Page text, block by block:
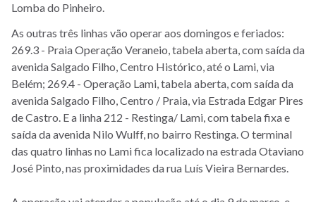
Lomba do Pinheiro.
As outras três linhas vão operar aos domingos e feriados:
269.3 - Praia Operação Veraneio, tabela aberta, com saída da
avenida Salgado Filho, Centro Histórico, até o Lami, via
Belém; 269.4 - Operação Lami, tabela aberta, com saída da
avenida Salgado Filho, Centro / Praia, via Estrada Edgar Pires
de Castro. E a linha 212 - Restinga/ Lami, com tabela fixa e
saída da avenida Nilo Wulff, no bairro Restinga. O terminal
das quatro linhas no Lami fica localizado na estrada Otaviano
José Pinto, nas proximidades da rua Luís Vieira Bernardes.